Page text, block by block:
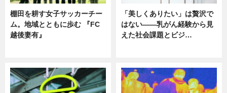
棚田を耕す女子サッカーチー
ム。地域とともに歩む 『FC
越後妻有』
「美しくありたい」は贅沢で
はない――乳がん経験から見
えた社会課題とビジ…